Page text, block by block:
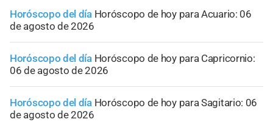
Horóscopo del día Horóscopo de hoy para Acuario: 06
de agosto de 2026
Horóscopo del día Horóscopo de hoy para Capricornio:
06 de agosto de 2026
Horóscopo del día Horóscopo de hoy para Sagitario: 06
de agosto de 2026